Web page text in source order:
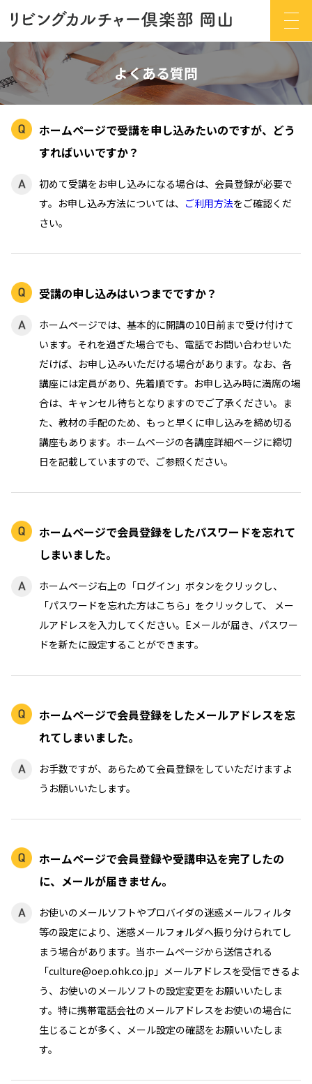
よくある質問
ホームページで受講を申し込みたいのですが、どう
すればいいですか？
初めて受講をお申し込みになる場合は、会員登録が必要で
す。お申し込み方法については、 ご利用方法をご確認くだ
さい。
受講の申し込みはいつまでですか？
ホームページでは、基本的に開講の10日前まで受け付けて
います。それを過ぎた場合でも、電話でお問い合わせいた
だけば、お申し込みいただける場合があります。なお、各
講座には定員があり、先着順です。お申し込み時に満席の場
合は、キャンセル待ちとなりますのでご了承ください。ま
た、教材の手配のため、もっと早くに申し込みを締め切る
講座もあります。ホームページの各講座詳細ページに締切
日を記載していますので、ご参照ください。
ホームページで会員登録をしたパスワードを忘れて
しまいました。
ホームページ右上の「ログイン」ボタンをクリックし、
「パスワードを忘れた方はこちら」をクリックして、 メー
ルアドレスを入力してください。Eメールが届き、パスワー
ドを新たに設定することができます。
ホームページで会員登録をしたメールアドレスを忘
れてしまいました。
お手数ですが、あらためて会員登録をしていただけますよ
うお願いいたします。
ホームページで会員登録や受講申込を完了したの
に、メールが届きません。
お使いのメールソフトやプロバイダの迷惑メールフィルタ
等の設定により、迷惑メールフォルダへ振り分けられてし
まう場合があります。当ホームページから送信される
「culture@oep.ohk.co.jp」メールアドレスを受信できるよ
う、お使いのメールソフトの設定変更をお願いいたしま
す。特に携帯電話会社のメールアドレスをお使いの場合に
生じることが多く、メール設定の確認をお願いいたしま
す。